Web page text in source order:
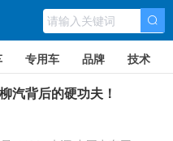
专用车 品牌 技术
汽背后的硬功夫！